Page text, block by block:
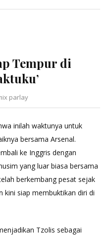
Tempur di
parlay
inilah waktunya untuk
bersama Arsenal.
ke Inggris dengan
yang luar biasa bersama
berkembang pesat sejak
kini siap membuktikan diri di
Tzolis sebagai